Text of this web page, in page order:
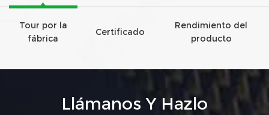
Tour por la
fábrica
Certificado
Rendimiento del
producto
Llámanos Y Hazlo